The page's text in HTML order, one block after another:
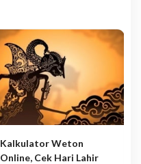
Kalkulator Weton
Online, Cek Hari Lahir